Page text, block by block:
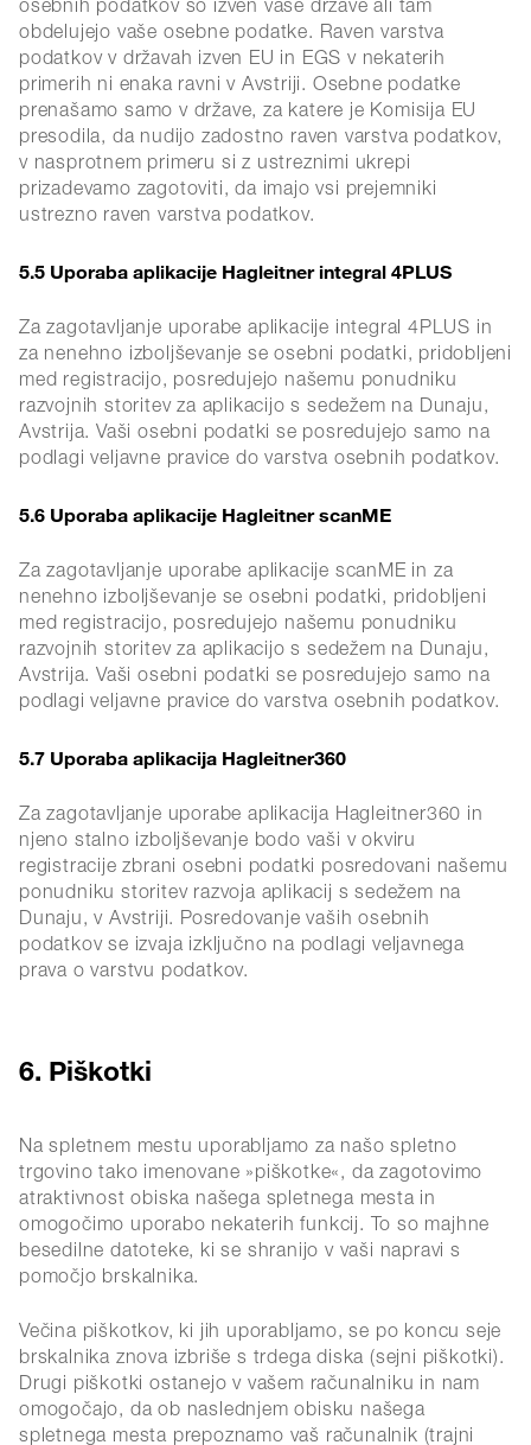
osebnih podatkov so izven vaše države ali tam
obdelujejo vaše osebne podatke. Raven varstva
podatkov v državah izven EU in EGS v nekaterih
primerih ni enaka ravni v Avstriji. Osebne podatke
prenašamo samo v države, za katere je Komisija EU
presodila, da nudijo zadostno raven varstva podatkov,
v nasprotnem primeru si z ustreznimi ukrepi
prizadevamo zagotoviti, da imajo vsi prejemniki
ustrezno raven varstva podatkov.
5.5 Uporaba aplikacije Hagleitner integral 4PLUS
Za zagotavljanje uporabe aplikacije integral 4PLUS in
za nenehno izboljševanje se osebni podatki, pridobljeni
med registracijo, posredujejo našemu ponudniku
razvojnih storitev za aplikacijo s sedežem na Dunaju,
Avstrija. Vaši osebni podatki se posredujejo samo na
podlagi veljavne pravice do varstva osebnih podatkov.
5.6 Uporaba aplikacije Hagleitner scanME
Za zagotavljanje uporabe aplikacije scanME in za
nenehno izboljševanje se osebni podatki, pridobljeni
med registracijo, posredujejo našemu ponudniku
razvojnih storitev za aplikacijo s sedežem na Dunaju,
Avstrija. Vaši osebni podatki se posredujejo samo na
podlagi veljavne pravice do varstva osebnih podatkov.
5.7 Uporaba aplikacija Hagleitner360
Za zagotavljanje uporabe aplikacija Hagleitner360 in
njeno stalno izboljševanje bodo vaši v okviru
registracije zbrani osebni podatki posredovani našemu
ponudniku storitev razvoja aplikacij s sedežem na
Dunaju, v Avstriji. Posredovanje vaših osebnih
podatkov se izvaja izključno na podlagi veljavnega
prava o varstvu podatkov.
6. Piškotki
Na spletnem mestu uporabljamo za našo spletno
trgovino tako imenovane »piškotke«, da zagotovimo
atraktivnost obiska našega spletnega mesta in
omogočimo uporabo nekaterih funkcij. To so majhne
besedilne datoteke, ki se shranijo v vaši napravi s
pomočjo brskalnika.
Večina piškotkov, ki jih uporabljamo, se po koncu seje
brskalnika znova izbriše s trdega diska (sejni piškotki).
Drugi piškotki ostanejo v vašem računalniku in nam
omogočajo, da ob naslednjem obisku našega
spletnega mesta prepoznamo vaš računalnik (trajni